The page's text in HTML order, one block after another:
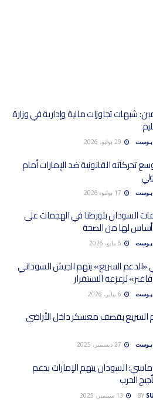
شبهات تجاوزات مالية وإدارية في وزارة
بـوست
تحركاته القانونية ضد الإمارات أمام
بـوست
السودان بتورطنا في الهجمات على
أساس لها من الصحة
بـوست
السريع» يتهم الجيش السوداني
لزعزعة الاستقرار
بـوست
السريع بقصف معسكر داخل الأراضي
بـوست
السودان يتهم الإمارات بدعم
الحرب
BY